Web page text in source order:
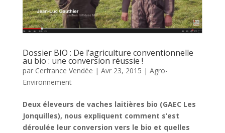
Dossier BIO : De l’agriculture conventionnelle
au bio : une conversion réussie !
par Cerfrance Vendée | Avr 23, 2015 | Agro-
Environnement
Deux éleveurs de vaches laitières bio (GAEC Les
Jonquilles), nous expliquent comment s’est
déroulée leur conversion vers le bio et quelles